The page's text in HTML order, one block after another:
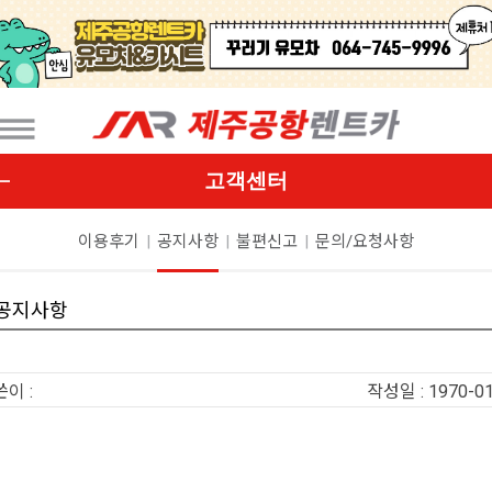
고객센터
이용후기 | 공지사항 | 불편신고 | 문의/요청사항
지사항
이 : 작성일 : 1970-